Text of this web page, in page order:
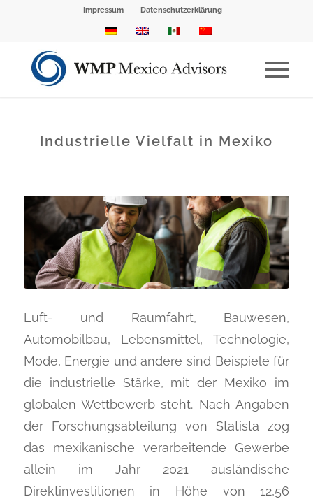
Impressum Datenschutzerklärung
Industrielle Vielfalt in Mexiko
Luft- und Raumfahrt, Bauwesen,
Automobilbau, Lebensmittel, Technologie,
Mode, Energie und andere sind Beispiele für
die industrielle Stärke, mit der Mexiko im
globalen Wettbewerb steht. Nach Angaben
der Forschungsabteilung von Statista zog
das mexikanische verarbeitende Gewerbe
allein im Jahr 2021 ausländische
Direktinvestitionen in Höhe von 12,56